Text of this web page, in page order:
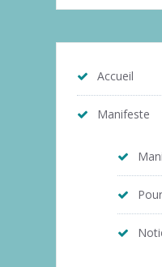
Accueil
Manifeste